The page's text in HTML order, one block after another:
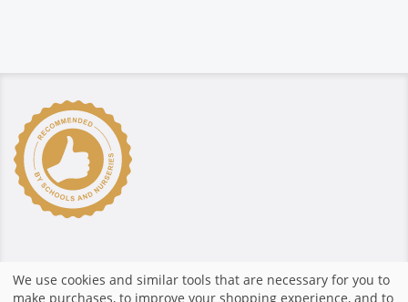
We use cookies and similar tools that are necessary for you to
make purchases, to improve your shopping experience, and to